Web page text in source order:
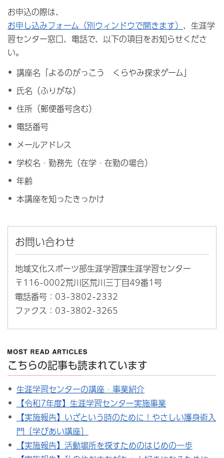
お申込の際は、
お申し込みフォーム（別ウィンドウで開きます） 、生涯学
習センター窓口、電話で、以下の項目をお知らせくださ
い。
講座名「よるのがっこう くらやみ探求ゲーム」
氏名（ふりがな）
住所（郵便番号含む）
電話番号
メールアドレス
学校名・勤務先（在学・在勤の場合）
年齢
本講座を知ったきっかけ
お問い合わせ
地域文化スポーツ部生涯学習課生涯学習センター
〒116-0002荒川区荒川三丁目49番1号
電話番号：03-3802-2332
ファクス：03-3802-3265
こちらの記事も読まれています
生涯学習センターの講座・事業紹介
【令和7年度】生涯学習センター実施事業
【実施報告】いざという時のために！やさしい護身術入
門〔学びあい講座〕
【実施報告】活動場所を探すためのはじめの一歩